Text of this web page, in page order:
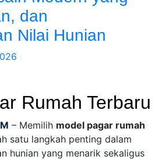
dan
Nilai Hunian
Rumah Terbaru
– Memilih model pagar rumah
satu langkah penting dalam
hunian yang menarik sekaligus